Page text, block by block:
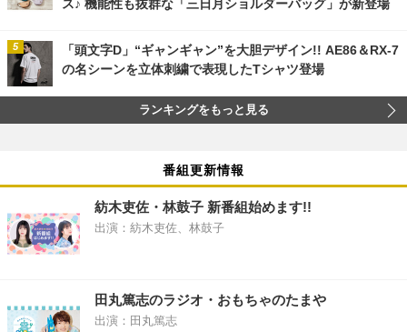
ス♪ 機能性も抜群な「三日月ショルダーバッグ」が新登場
「頭文字D」“ギャンギャン”を大胆デザイン!! AE86＆RX-7
の名シーンを立体刺繍で表現したTシャツ登場
ランキングをもっと見る
番組更新情報
紡木吏佐・林鼓子 新番組始めます!!
出演：紡木吏佐、林鼓子
田丸篤志のラジオ・おもちゃのたまや
出演：田丸篤志